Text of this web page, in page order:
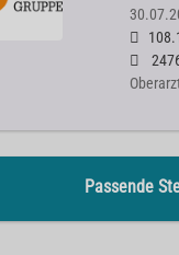
Passende